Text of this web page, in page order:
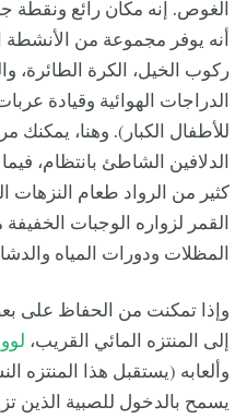
الغوص. إنه مكان رائع ونقطة
أنه يوفر مجموعة من
ركوب الخيل، الكرة الطائرة،
الدراجات الهوائية وقيادة
للأطفال الكبار). وهنا، يمكنك
الدلافين الشاطئ بانتظام،
كثير من الرواد طعام
القمر لزواره الوجبات
المظلات ودورات المياه
وإذا تمكنت من الحفاظ على
إلى المنتزه المائي القريب،
وألعابه (يستقبل هذا المنتزه
يسمح بالدخول للصبية الذين